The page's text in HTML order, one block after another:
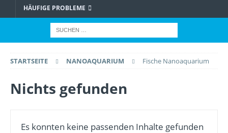
HÄUFIGE PROBLEME
STARTSEITE NANOAQUARIUM Fische Nanoaquarium
Nichts gefunden
Es konnten keine passenden Inhalte gefunden